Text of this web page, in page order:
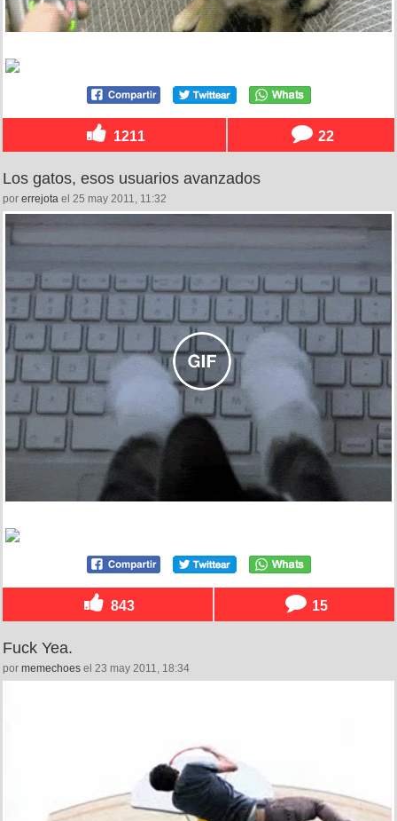
1211 22
Los gatos, esos usuarios avanzados
por errejota el 25 may 2011, 11:32
843 15
Fuck Yea.
por memechoes el 23 may 2011, 18:34